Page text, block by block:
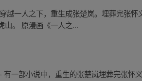
越一人之下，重生成张楚岚。埋葬完张
山。 原漫画《一人之...
一部小说中，重生的张楚岚埋葬完张怀